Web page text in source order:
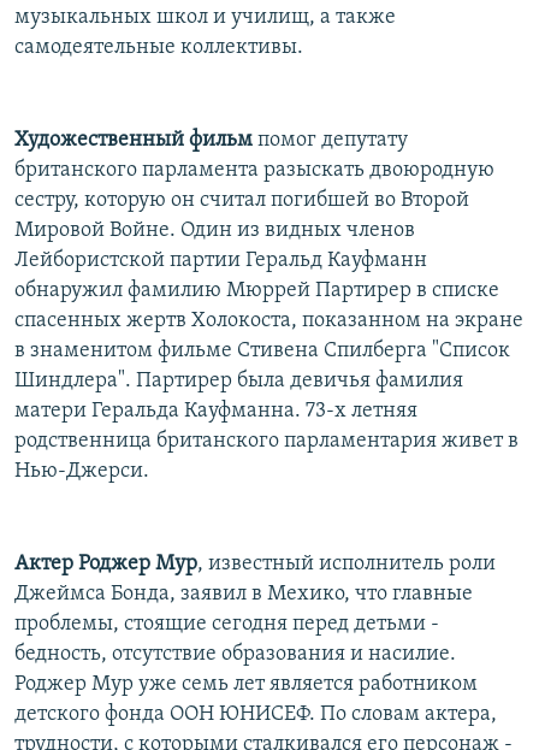
музыкальных школ и училищ, а также
самодеятельные коллективы.
Художественный фильм помог депутату
британского парламента разыскать двоюродную
сестру, которую он считал погибшей во Второй
Мировой Войне. Один из видных членов
Лейбористской партии Геральд Кауфманн
обнаружил фамилию Мюррей Партирер в списке
спасенных жертв Холокоста, показанном на экране
в знаменитом фильме Стивена Спилберга "Список
Шиндлера". Партирер была девичья фамилия
матери Геральда Кауфманна. 73-х летняя
родственница британского парламентария живет в
Нью-Джерси.
Актер Роджер Мур, известный исполнитель роли
Джеймса Бонда, заявил в Мехико, что главные
проблемы, стоящие сегодня перед детьми -
бедность, отсутствие образования и насилие.
Роджер Мур уже семь лет является работником
детского фонда ООН ЮНИСЕФ. По словам актера,
трудности, с которыми сталкивался его персонаж -